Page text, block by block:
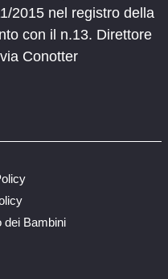
2015 nel registro della
con il n.13. Direttore
Conotter
dei Bambini